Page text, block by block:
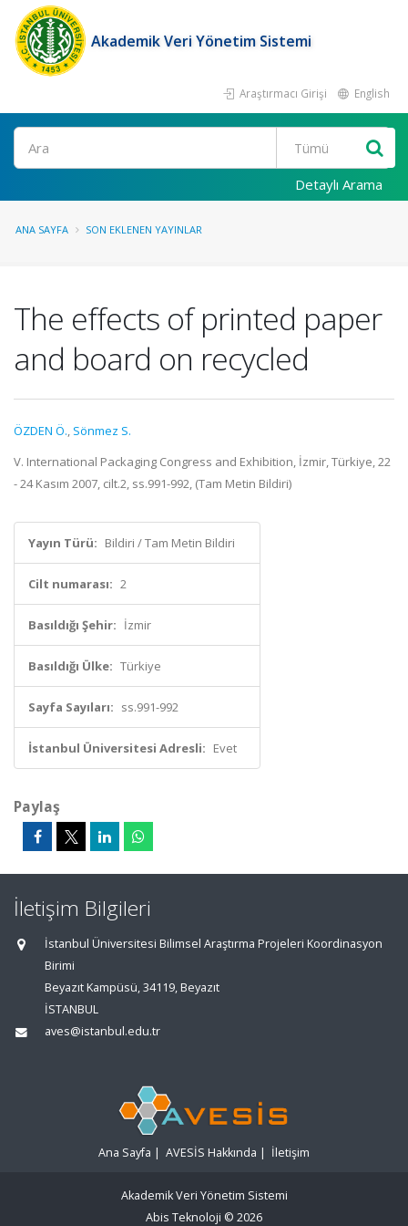
Akademik Veri Yönetim Sistemi
Araştırmacı Girişi English
Ara
Detaylı Arama
ANA SAYFA SON EKLENEN YAYINLAR
The effects of printed paper
and board on recycled
ÖZDEN Ö., Sönmez S.
V. International Packaging Congress and Exhibition, İzmir, Türkiye, 22
- 24 Kasım 2007, cilt.2, ss.991-992, (Tam Metin Bildiri)
Yayın Türü: Bildiri / Tam Metin Bildiri
Cilt numarası: 2
Basıldığı Şehir: İzmir
Basıldığı Ülke: Türkiye
Sayfa Sayıları: ss.991-992
İstanbul Üniversitesi Adresli: Evet
Paylaş
İletişim Bilgileri
İstanbul Üniversitesi Bilimsel Araştırma Projeleri Koordinasyon
Birimi
Beyazıt Kampüsü, 34119, Beyazıt
İSTANBUL
aves@istanbul.edu.tr
Ana Sayfa | AVESİS Hakkında | İletişim
Akademik Veri Yönetim Sistemi
Abis Teknoloji © 2026